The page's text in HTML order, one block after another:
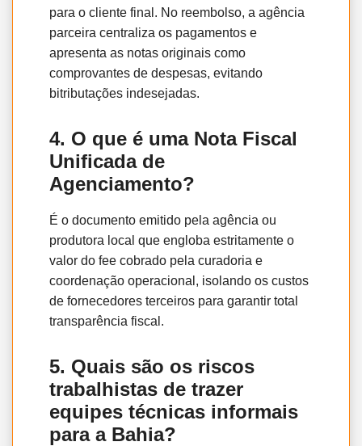
para o cliente final. No reembolso, a agência
parceira centraliza os pagamentos e
apresenta as notas originais como
comprovantes de despesas, evitando
bitributações indesejadas.
4. O que é uma Nota Fiscal
Unificada de
Agenciamento?
É o documento emitido pela agência ou
produtora local que engloba estritamente o
valor do fee cobrado pela curadoria e
coordenação operacional, isolando os custos
de fornecedores terceiros para garantir total
transparência fiscal.
5. Quais são os riscos
trabalhistas de trazer
equipes técnicas informais
para a Bahia?